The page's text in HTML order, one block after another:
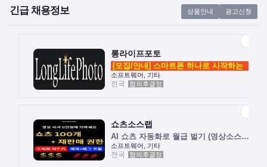
[모집/안내] 스마트폰 하나로 시작하는 …
소프트웨어, 기타
쇼츠소스랩
긴급 채용정보 상품안내 광고신청
롱라이프포토
[모집/안내] 스마트폰 하나로 시작하는 …
소프트웨어, 기타
전국
협의후결정
쇼츠소스랩
AI 쇼츠 자동화로 월급 벌기 (영상소스…
소프트웨어, 기타
전국
협의후결정